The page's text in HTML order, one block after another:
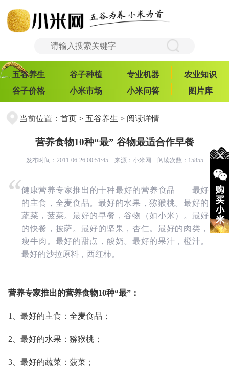
五谷养生 谷子种植 专业机器
农业知识
谷子价格
小米市场 小米问答 图片库
当前位置： 首页> 五谷养生 > 阅读详情
营养食物10种“最” 谷物最适合作早餐
发布时间：2011-06-26 00:51:45 来源： 小米网 阅读次数：15855
健康营养专家推出的十种最好的营养食品——最好
的主食，全麦食品。最好的水果，猕猴桃。最好的
蔬菜，菠菜。最好的早餐，谷物（如小米）。最好
的快餐，披萨。最好的坚果，杏仁。最好的肉类，
瘦牛肉。最好的甜点，酸奶。最好的果汁，橙汁。
最好的沙拉原料，西红柿。
营养专家推出的营养食物10种“最”：
1、最好的主食：全麦食品；
2、最好的水果：猕猴桃；
3、最好的蔬菜：菠菜；